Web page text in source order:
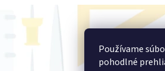
Používame
pohodlné